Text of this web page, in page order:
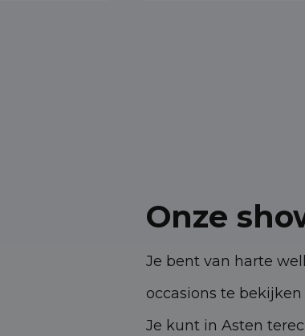
Onze
Je bent van harte
occasions te
Je kunt in Asten